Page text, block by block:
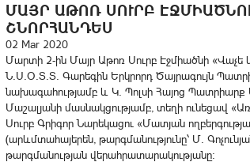
ՄԱՅՐ ԱԹՈՌ ՍՈՒՐԲ
ՇՆՈՐՀԱՆԴԵՍ
02 Mar 2020
Մարտի 2-ին Մայր Աթոռ Սուրբ Էջմիածնի
Ն.Ս.Օ.Տ.Տ. Գարեգին Երկրորդ Ծայրագույն
նախագահությամբ և Կ. Պոլսի Հայոց
Մաշալյանի մասնակցությամբ, տեղի ունեցավ
Սուրբ Գրիգոր Նարեկացու «Մատյան
(արևմտահայերեն, թարգմանությունը՝ Մ.
թարգմանության վերահրատարակությանը։